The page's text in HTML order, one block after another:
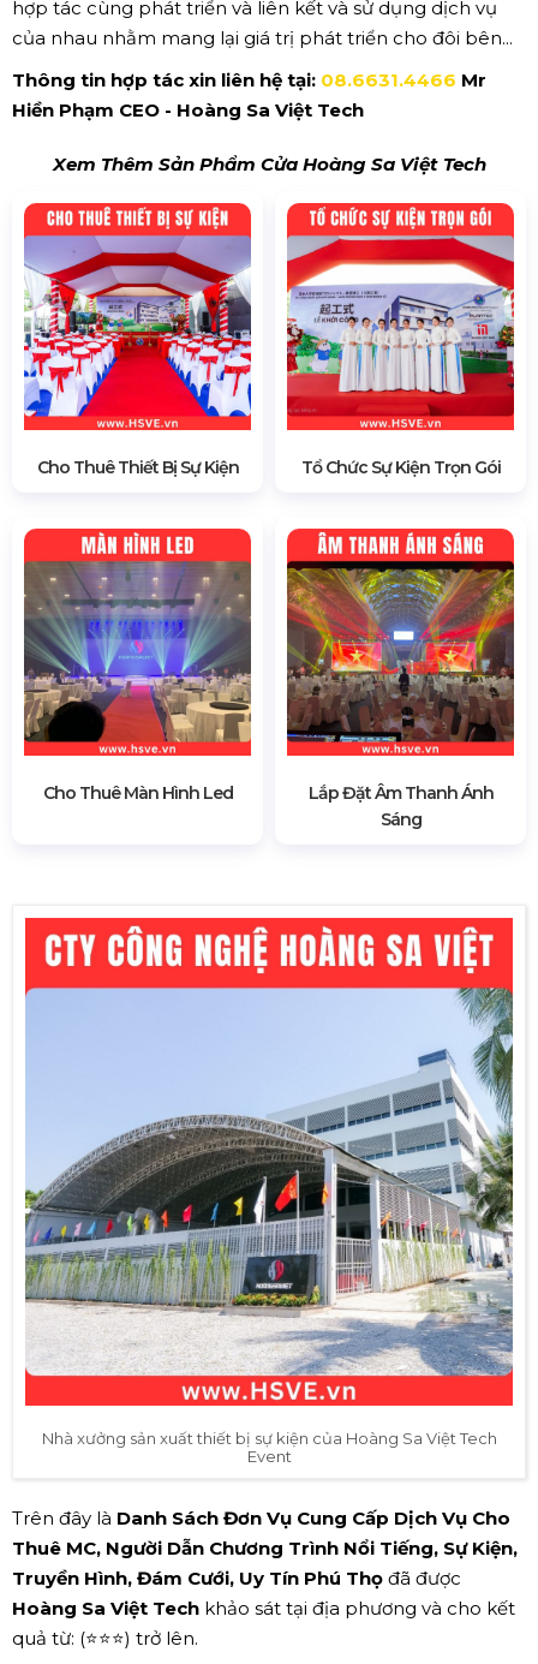
hợp tác cùng phát triển và liên kết và sử dụng dịch vụ
của nhau nhằm mang lại giá trị phát triển cho đôi bên...
Thông tin hợp tác xin liên hệ tại: 08.6631.4466 Mr
Hiền Phạm CEO - Hoàng Sa Việt Tech
Xem Thêm Sản Phẩm Cửa Hoàng Sa Việt Tech
Cho Thuê Thiết Bị Sự Kiện Tổ Chức Sự Kiện Trọn Gói
Cho Thuê Màn Hình Led
Lắp Đặt Âm Thanh Ánh
Sáng
Nhà xưởng sản xuất thiết bị sự kiện của Hoàng Sa Việt Tech
Event
Trên đây là Danh Sách Đơn Vụ Cung Cấp Dịch Vụ Cho
Thuê MC, Người Dẫn Chương Trình Nổi Tiếng, Sự Kiện,
Truyền Hình, Đám Cưới, Uy Tín Phú Thọ đã được
Hoàng Sa Việt Tech khảo sát tại địa phương và cho kết
quả từ: (⭐⭐⭐) trở lên.